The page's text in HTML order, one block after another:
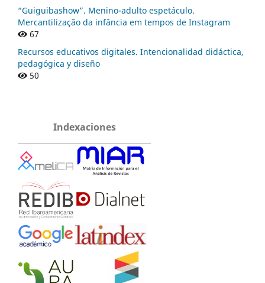
“Guiguibashow”. Menino-adulto espetáculo.
Mercantilização da infância em tempos de Instagram
67
Recursos educativos digitales. Intencionalidad didáctica,
pedagógica y diseño
50
Indexaciones